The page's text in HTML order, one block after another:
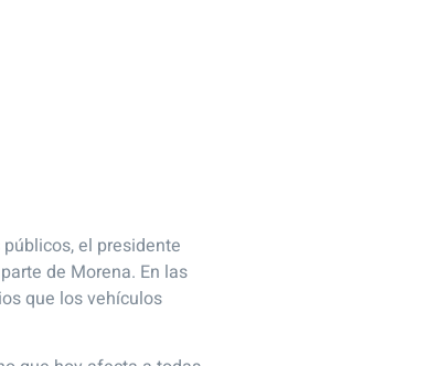
el presidente
de Morena. En las
que los vehículos